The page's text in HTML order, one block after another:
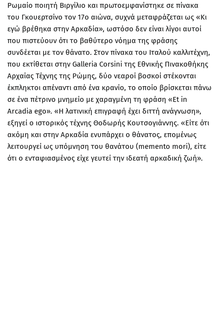
Ρωμαίο ποιητή Βιργίλιο και πρωτοεμφανίστηκε σε πίνακα
του Γκουερτσίνο τον 17ο αιώνα, συχνά μεταφράζεται ως «Κι
εγώ βρέθηκα στην Αρκαδία», ωστόσο δεν είναι λίγοι αυτοί
που πιστεύουν ότι το βαθύτερο νόημα της φράσης
συνδέεται με τον θάνατο. Στον πίνακα του Ιταλού καλλιτέχνη,
που εκτίθεται στην Galleria Corsini της Εθνικής Πινακοθήκης
Αρχαίας Τέχνης της Ρώμης, δύο νεαροί βοσκοί στέκονται
έκπληκτοι απέναντι από ένα κρανίο, το οποίο βρίσκεται πάνω
σε ένα πέτρινο μνημείο με χαραγμένη τη φράση «Et in
Arcadia ego». «Η λατινική επιγραφή έχει διττή ανάγνωση»,
εξηγεί ο ιστορικός τέχνης Θοδωρής Κουτσογιάννης. «Είτε ότι
ακόμη και στην Αρκαδία ενυπάρχει ο θάνατος, επομένως
λειτουργεί ως υπόμνηση του θανάτου (memento mori), είτε
ότι ο ενταφιασμένος είχε γευτεί την ιδεατή αρκαδική ζωή».